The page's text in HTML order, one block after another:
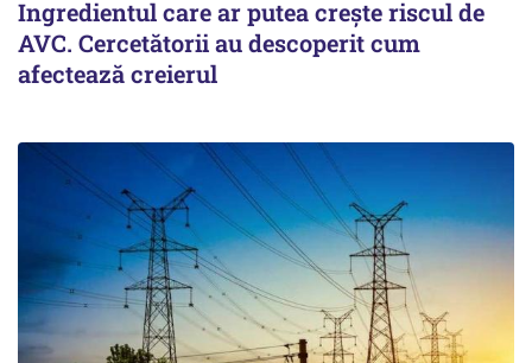
Ingredientul care ar putea crește riscul de
AVC. Cercetătorii au descoperit cum
afectează creierul